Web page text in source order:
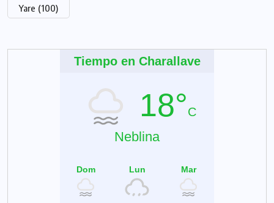
Yare (100)
Tiempo en Charallave
18°C
Neblina
Dom Lun Mar